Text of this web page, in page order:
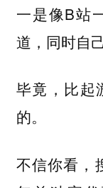
一是像B站
道，同时自
毕竟，比起
的。
不信你看，